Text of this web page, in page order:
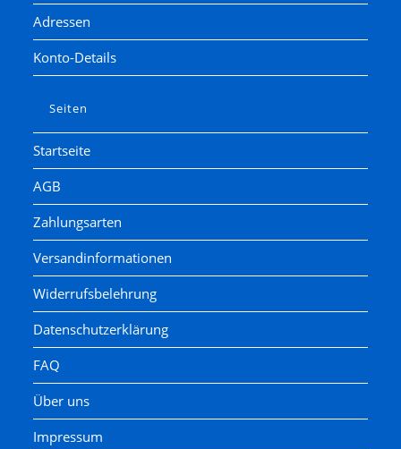
Adressen
Konto-Details
Seiten
Startseite
AGB
Zahlungsarten
Versandinformationen
Widerrufsbelehrung
Datenschutzerklärung
FAQ
Über uns
Impressum